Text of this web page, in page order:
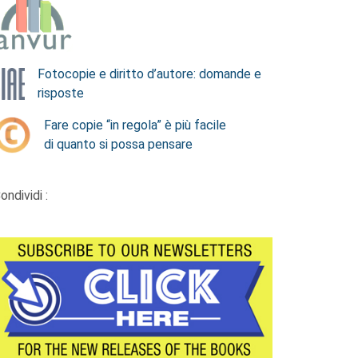
Fotocopie e diritto d’autore: domande e
risposte
Fare copie “in regola” è più facile
di quanto si possa pensare
: